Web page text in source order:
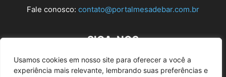
Usamos cookies em nosso site para oferecer a você a
experiência mais relevante, lembrando suas preferências e
Fale conosco: contato@portalmesadebar.com.br
SIGA-NOS